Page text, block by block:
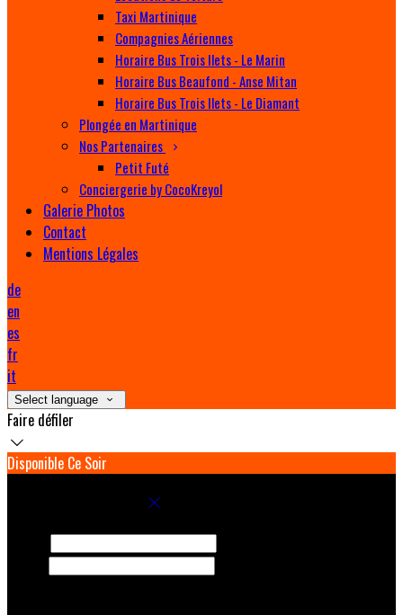
Taxi Martinique
Compagnies Aériennes
Horaire Bus Trois Ilets - Le Marin
Horaire Bus Beaufond - Anse Mitan
Horaire Bus Trois Ilets - Le Diamant
Plongée en Martinique
Nos Partenaires
Petit Futé
Conciergerie by CocoKreyol
Galerie Photos
Contact
Mentions Légales
de
en
es
fr
it
Select language
Faire défiler
Disponible Ce Soir